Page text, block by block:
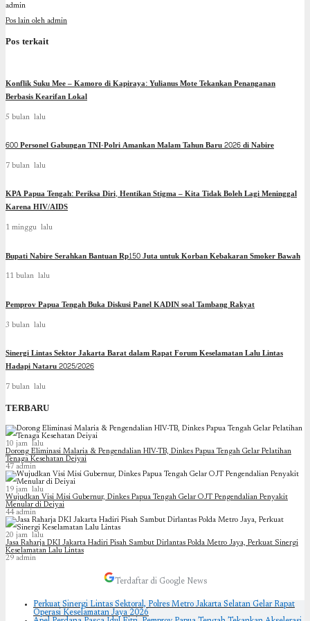
admin
Pos lain oleh admin
Pos terkait
Konflik Suku Mee – Kamoro di Kapiraya: Yulianus Mote Tekankan Penanganan
Berbasis Kearifan Lokal
5 bulan lalu
600 Personel Gabungan TNI-Polri Amankan Malam Tahun Baru 2026 di Nabire
7 bulan lalu
KPA Papua Tengah: Periksa Diri, Hentikan Stigma – Kita Tidak Boleh Lagi Meninggal
Karena HIV/AIDS
1 minggu lalu
Bupati Nabire Serahkan Bantuan Rp150 Juta untuk Korban Kebakaran Smoker Bawah
11 bulan lalu
Pemprov Papua Tengah Buka Diskusi Panel KADIN soal Tambang Rakyat
3 bulan lalu
Sinergi Lintas Sektor Jakarta Barat dalam Rapat Forum Keselamatan Lalu Lintas
Hadapi Nataru 2025/2026
7 bulan lalu
TERBARU
10 jam lalu
Dorong Eliminasi Malaria & Pengendalian HIV-TB, Dinkes Papua Tengah Gelar Pelatihan
Tenaga Kesehatan Deiyai
47 admin
19 jam lalu
Wujudkan Visi Misi Gubernur, Dinkes Papua Tengah Gelar OJT Pengendalian Penyakit
Menular di Deiyai
44 admin
20 jam lalu
Jasa Raharja DKI Jakarta Hadiri Pisah Sambut Dirlantas Polda Metro Jaya, Perkuat Sinergi
Keselamatan Lalu Lintas
29 admin
Terdaftar di Google News
Perkuat Sinergi Lintas Sektoral, Polres Metro Jakarta Selatan Gelar Rapat
Operasi Keselamatan Jaya 2026